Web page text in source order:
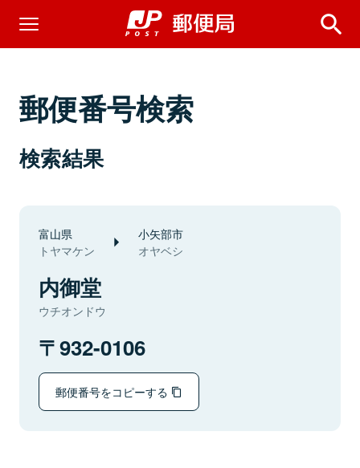
郵便番号検索
検索結果
富山県
トヤマケン
小矢部市
オヤベシ
内御堂
ウチオンドウ
932-0106
郵便番号をコピーする